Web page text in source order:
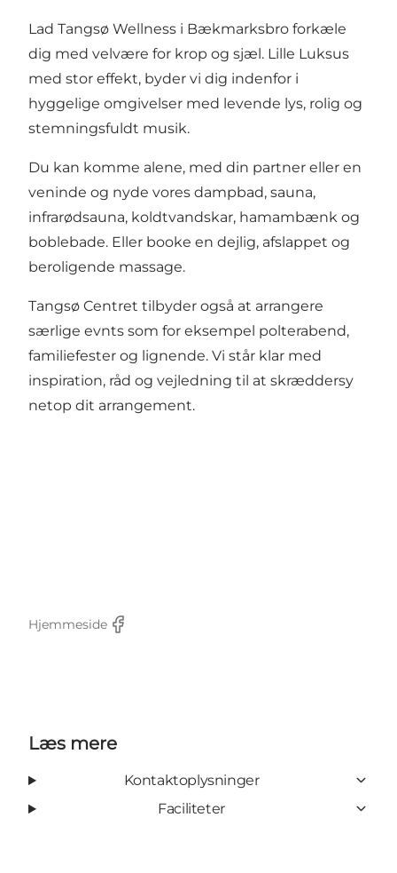
Lad Tangsø Wellness i Bækmarksbro forkæle
dig med velvære for krop og sjæl. Lille Luksus
med stor effekt, byder vi dig indenfor i
hyggelige omgivelser med levende lys, rolig og
stemningsfuldt musik.
Du kan komme alene, med din partner eller en
veninde og nyde vores dampbad, sauna,
infrarødsauna, koldtvandskar, hamambænk og
boblebade. Eller booke en dejlig, afslappet og
beroligende massage.
Tangsø Centret tilbyder også at arrangere
særlige evnts som for eksempel polterabend,
familiefester og lignende. Vi står klar med
inspiration, råd og vejledning til at skræddersy
netop dit arrangement.
Hjemmeside
Facebook
Læs mere
Kontaktoplysninger
Faciliteter